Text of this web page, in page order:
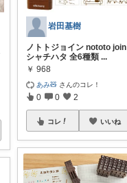
岩田基樹
ノトトジョイン nototo join
シャチハタ 全6種類...
￥ 968
あみ🧸 さんのコレ！
0 0 2
コレ いいね